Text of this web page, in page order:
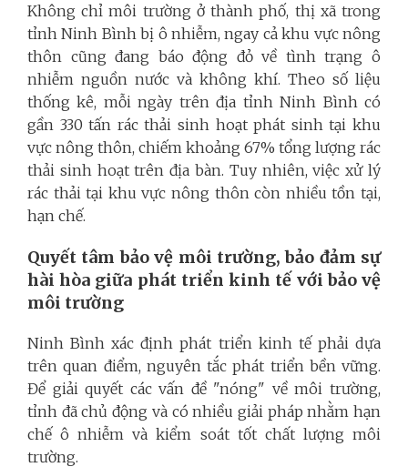
Không chỉ môi trường ở thành phố, thị xã trong
tỉnh Ninh Bình bị ô nhiễm, ngay cả khu vực nông
thôn cũng đang báo động đỏ về tình trạng ô
nhiễm nguồn nước và không khí. Theo số liệu
thống kê, mỗi ngày trên địa tỉnh Ninh Bình có
gần 330 tấn rác thải sinh hoạt phát sinh tại khu
vực nông thôn, chiếm khoảng 67% tổng lượng rác
thải sinh hoạt trên địa bàn. Tuy nhiên, việc xử lý
rác thải tại khu vực nông thôn còn nhiều tồn tại,
hạn chế.
Quyết tâm bảo vệ môi trường, bảo đảm sự
hài hòa giữa phát triển kinh tế với bảo vệ
môi trường
Ninh Bình xác định phát triển kinh tế phải dựa
trên quan điểm, nguyên tắc phát triển bền vững.
Để giải quyết các vấn đề "nóng" về môi trường,
tỉnh đã chủ động và có nhiều giải pháp nhằm hạn
chế ô nhiễm và kiểm soát tốt chất lượng môi
trường.